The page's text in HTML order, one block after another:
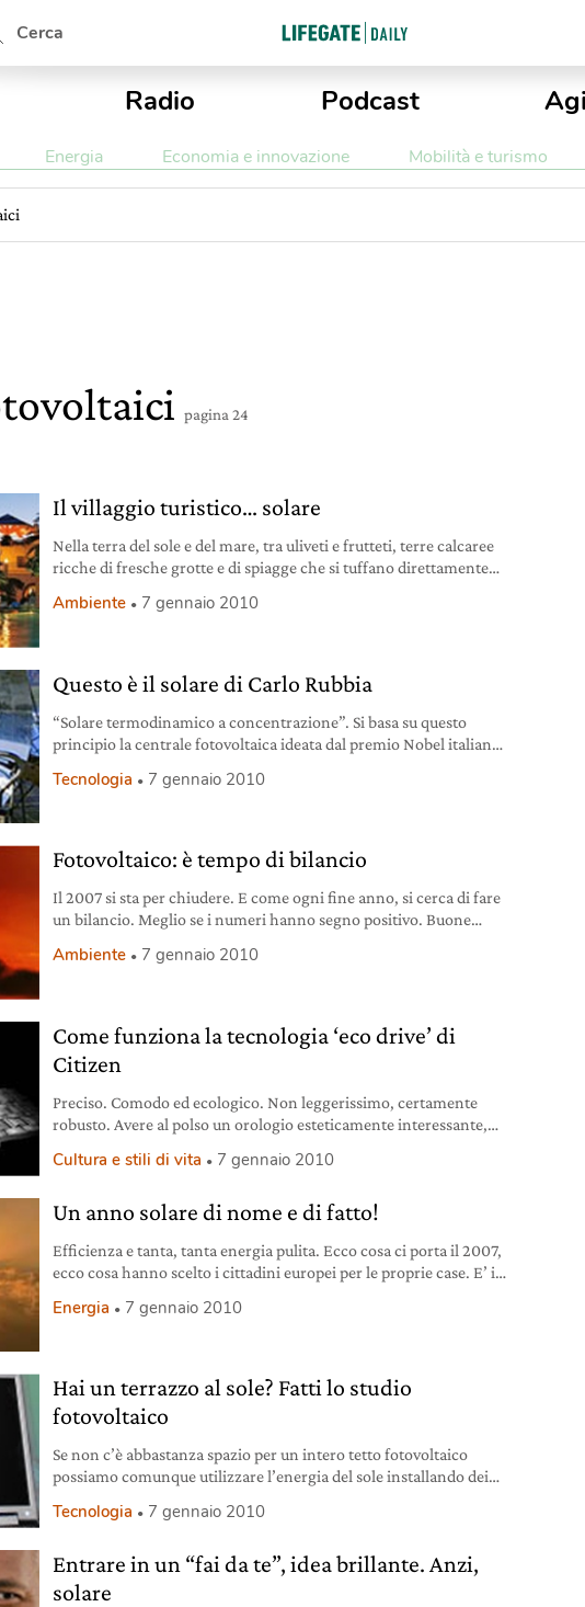
Cerca
Radio Podcast
Energia Economia e innovazione Mobilità e turismo
pagina 24
Il villaggio turistico… solare
Nella terra del sole e del mare, tra uliveti e frutteti, terre calcaree
ricche di fresche grotte e di spiagge che si tuffano direttamente
Ambiente 7 gennaio 2010
Questo è il solare di Carlo Rubbia
“Solare termodinamico a concentrazione”. Si basa su questo
principio la centrale fotovoltaica ideata dal premio Nobel italiano
Tecnologia 7 gennaio 2010
Fotovoltaico: è tempo di bilancio
Il 2007 si sta per chiudere. E come ogni fine anno, si cerca di fare
un bilancio. Meglio se i numeri hanno segno positivo. Buone
Ambiente 7 gennaio 2010
Come funziona la tecnologia ‘eco drive’ di
Citizen
Preciso. Comodo ed ecologico. Non leggerissimo, certamente
robusto. Avere al polso un orologio esteticamente interessante,
Cultura e stili di vita 7 gennaio 2010
Un anno solare di nome e di fatto!
Efficienza e tanta, tanta energia pulita. Ecco cosa ci porta il 2007,
ecco cosa hanno scelto i cittadini europei per le proprie case. E’ in
Energia 7 gennaio 2010
Hai un terrazzo al sole? Fatti lo studio
fotovoltaico
Se non c’è abbastanza spazio per un intero tetto fotovoltaico
possiamo comunque utilizzare l’energia del sole installando dei
Tecnologia 7 gennaio 2010
Entrare in un “fai da te”, idea brillante. Anzi,
solare